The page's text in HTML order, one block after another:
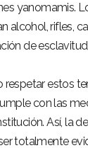
yanomamis.
alcohol, rifles,
de
estos
con las
Así, la
totalmente